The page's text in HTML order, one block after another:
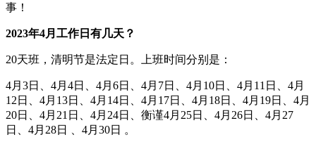
事！
2023年4月工作日有几天？
20天班，清明节是法定日。上班时间分别是：
4月3日、4月4日、4月6日、4月7日、4月10日、4月11日、4月
12日、4月13日、4月14日、4月17日、4月18日、4月19日、4月
20日、4月21日、4月24日、衡谨4月25日、4月26日、4月27
日、4月28日 、4月30日 。